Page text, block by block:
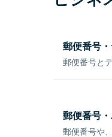
郵便番号
郵便番号と
郵便番号
郵便番号や